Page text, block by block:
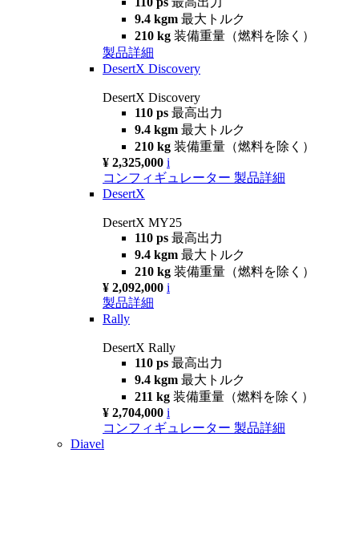
9.4 kgm 最大トルク
210 kg 装備重量（燃料を除く）
製品詳細
DesertX Discovery
DesertX Discovery
110 ps 最高出力
9.4 kgm 最大トルク
210 kg 装備重量（燃料を除く）
¥ 2,325,000 i
コンフィギュレーター 製品詳細
DesertX
DesertX MY25
110 ps 最高出力
9.4 kgm 最大トルク
210 kg 装備重量（燃料を除く）
¥ 2,092,000 i
製品詳細
Rally
DesertX Rally
110 ps 最高出力
9.4 kgm 最大トルク
211 kg 装備重量（燃料を除く）
¥ 2,704,000 i
コンフィギュレーター 製品詳細
Diavel